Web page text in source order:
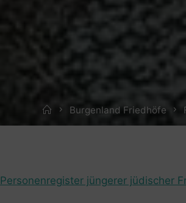
HomeBurgenland Friedhöfe
Personenregister jüngerer jüdischer